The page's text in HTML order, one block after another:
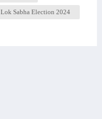
Lok Sabha Election 2024